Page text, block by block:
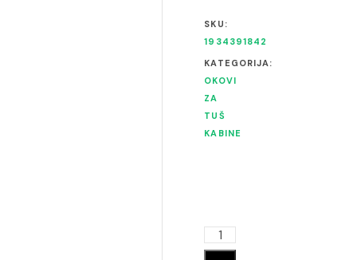
SKU:
1934391842
KATEGORIJA:
OKOVI
ZA
TUŠ
KABINE